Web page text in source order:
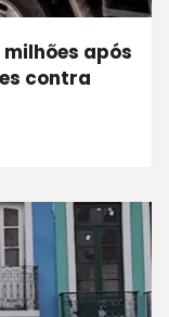
milhões após
contra